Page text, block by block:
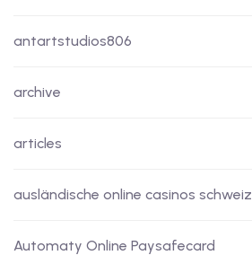
antartstudios806
archive
articles
ausländische online casinos schweiz
Automaty Online Paysafecard